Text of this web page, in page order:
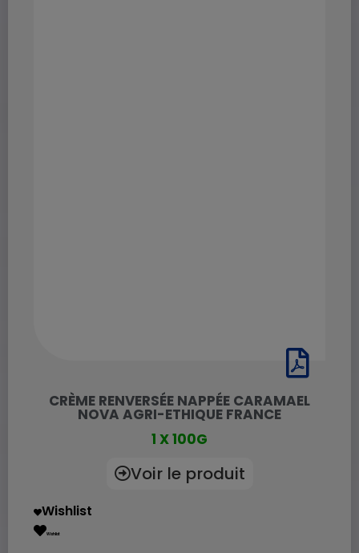
CRÈME RENVERSÉE NAPPÉE CARAMAEL
NOVA AGRI-ETHIQUE FRANCE
1 X 100G
Voir le produit
Wishlist
Wishlist